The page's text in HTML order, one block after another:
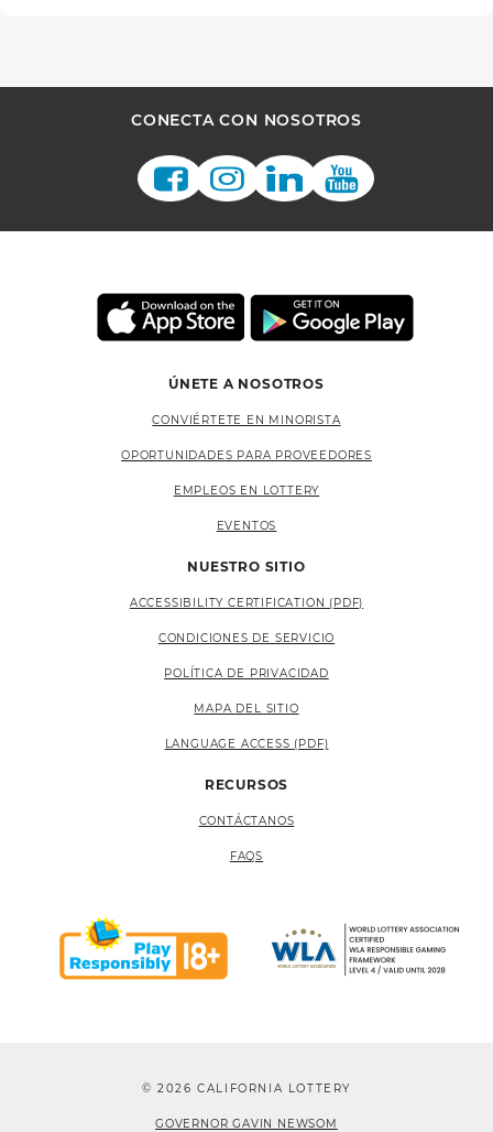
CONECTA CON NOSOTROS
ÚNETE A NOSOTROS
CONVIÉRTETE EN MINORISTA
OPORTUNIDADES PARA PROVEEDORES
EMPLEOS EN LOTTERY
EVENTOS
NUESTRO SITIO
ACCESSIBILITY CERTIFICATION (PDF)
CONDICIONES DE SERVICIO
POLÍTICA DE PRIVACIDAD
MAPA DEL SITIO
LANGUAGE ACCESS (PDF)
RECURSOS
CONTÁCTANOS
FAQS
© 2026 CALIFORNIA LOTTERY
GOVERNOR GAVIN NEWSOM